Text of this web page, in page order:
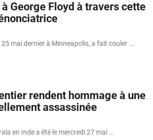
George Floyd à travers cette
mai dernier à Minneapolis, a fait couler …
rendent hommage à une
assassinée
en Inde a été le mercredi 27 mai …